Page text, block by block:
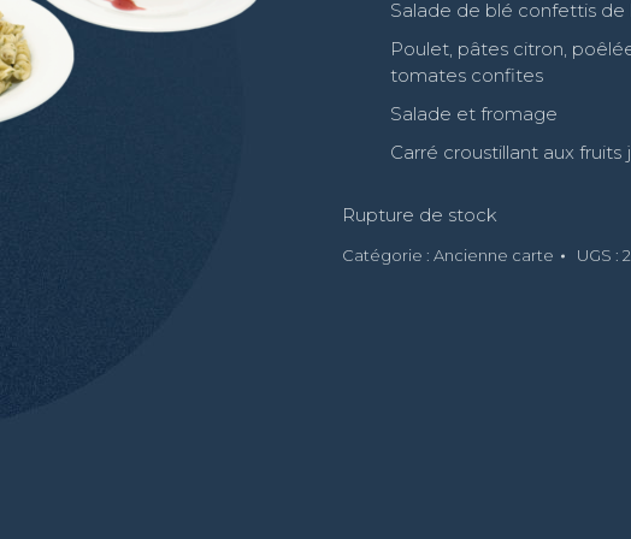
Salade de blé confettis de
Poulet, pâtes citron,
tomates confites
Salade et fromage
Carré croustillant aux fruits
Rupture de stock
Catégorie : Ancienne carte UGS :